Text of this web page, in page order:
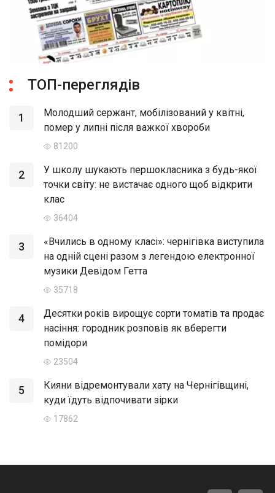
ТОП-переглядів
1
Молодший сержант, мобілізований у квітні,
помер у липні після важкої хвороби
81200
2
У школу шукають першокласника з будь-якої
точки світу: не вистачає одного щоб відкрити
клас
36404
3
«Вчились в одному класі»: чернігівка виступила
на одній сцені разом з легендою електронної
музики Девідом Гетта
35718
4
Десятки років вирощує сорти томатів та продає
насіння: городник розповів як вберегти
помідори
23504
5
Кияни відремонтували хату на Чернігівщині,
куди їдуть відпочивати зірки
17862